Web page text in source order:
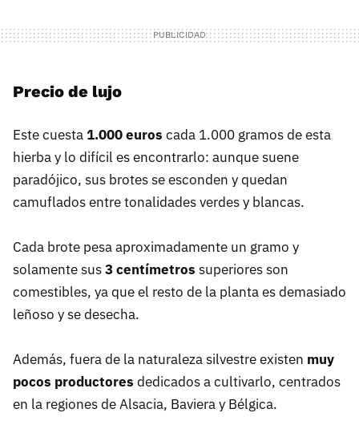
Precio de lujo
Este cuesta1.000 euros cada 1.000 gramos de esta
hierba y lo difícil es encontrarlo: aunque suene
paradójico, sus brotes se esconden y quedan
camuflados entre tonalidades verdes y blancas.
Cada brote pesa aproximadamente un gramo y
solamente sus3 centímetros superiores son
comestibles, ya que el resto de la planta es demasiado
leñoso y se desecha.
Además, fuera de la naturaleza silvestre existen muy
pocos productores dedicados a cultivarlo, centrados
en la regiones de Alsacia, Baviera y Bélgica.